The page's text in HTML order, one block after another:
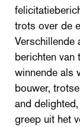
trots over de
Verschillende
berichten van
winnende als
bouwer,
and
greep uit het